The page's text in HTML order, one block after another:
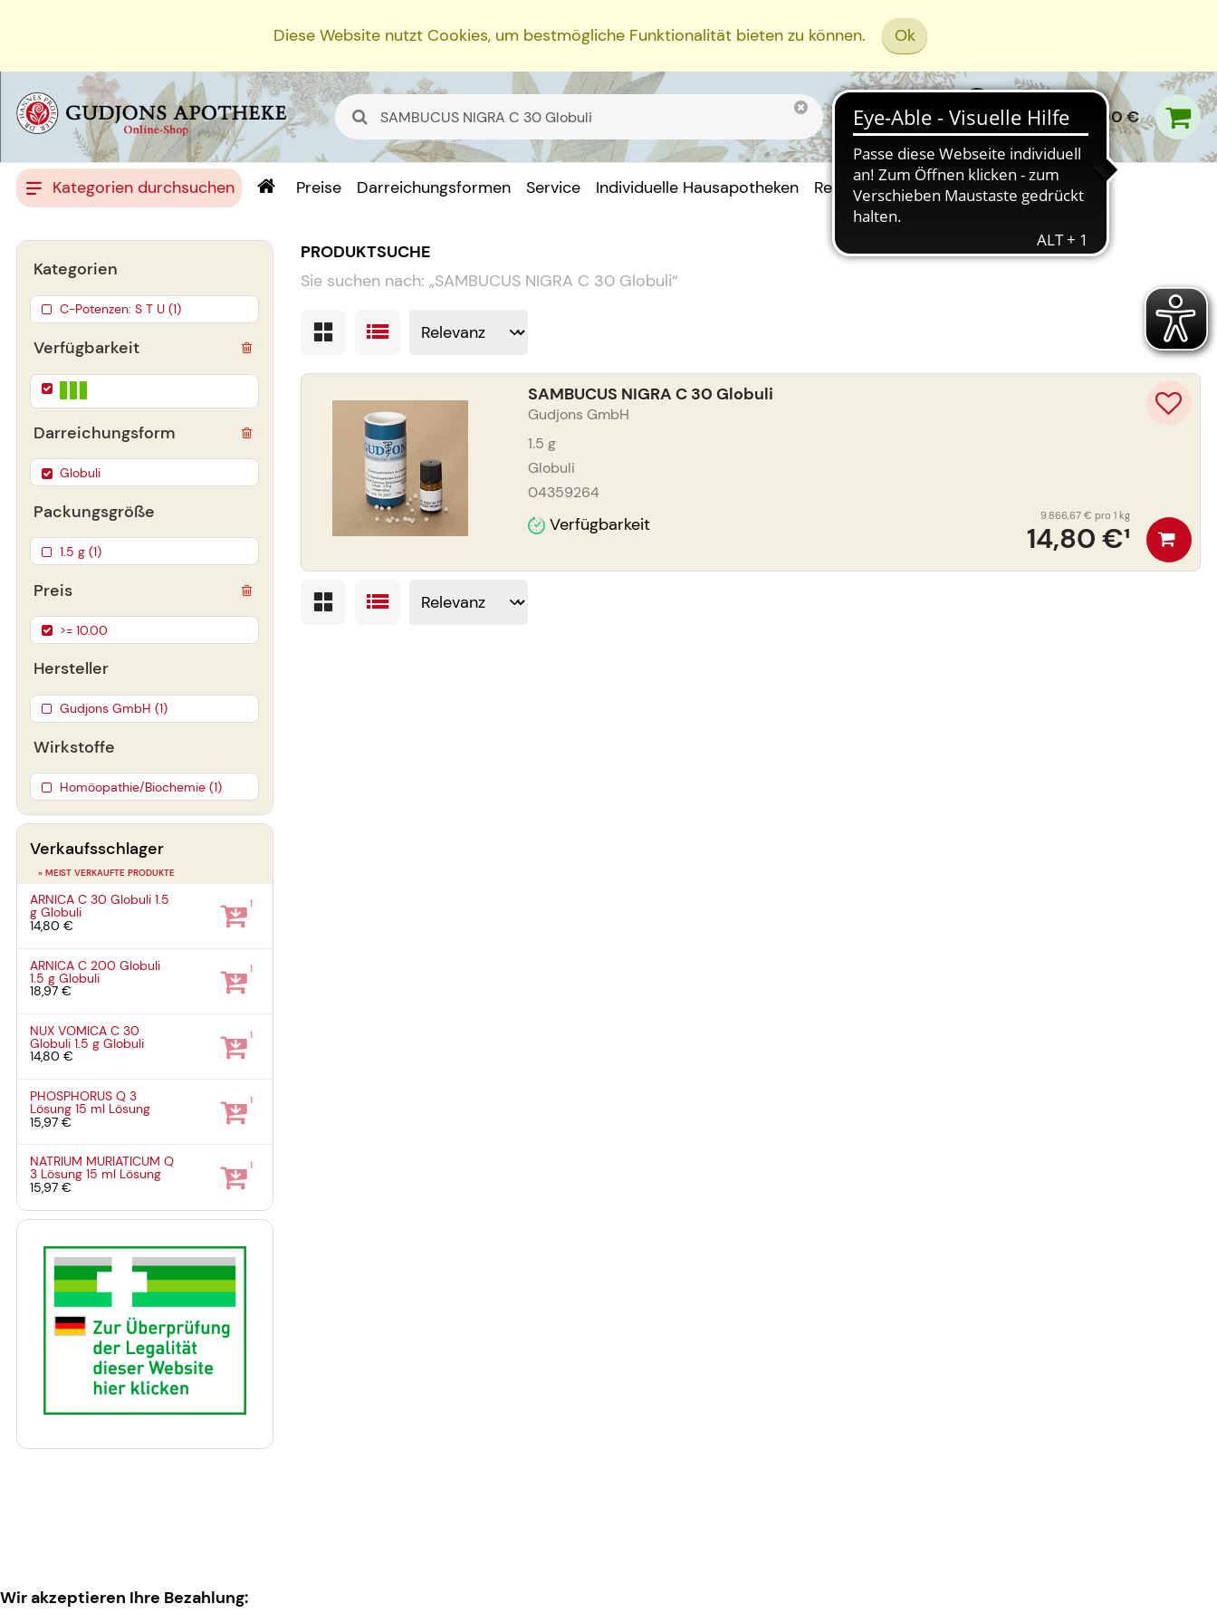
Diese Website nutzt Cookies, um bestmögliche Funktionalität bieten zu können. Ok
0,00 €
Kategorien durchsuchen Preise Darreichungsformen Service Individuelle Hausapotheken Rezept Einreichen
PRODUKTSUCHE
Sie suchen nach: „SAMBUCUS NIGRA C 30 Globuli“
SAMBUCUS NIGRA C 30 Globuli
Gudjons GmbH
1.5 g
Globuli
04359264
Verfügbarkeit 14,80 €¹
9.866,67 € pro 1 kg
Verfügbarkeit
Darreichungsform
Globuli
Packungsgröße
1.5 g (1)
Preis
>= 10.00
Hersteller
Gudjons GmbH (1)
Wirkstoffe
Homöopathie/Biochemie (1)
Kategorien
C-Potenzen: S T U (1)
Verkaufsschlager
» MEIST VERKAUFTE PRODUKTE
ARNICA C 30 Globuli1.5
gGlobuli
14,80 €
1
ARNICA C 200 Globuli
1.5 gGlobuli
18,97 €
1
NUX VOMICA C 30
Globuli1.5 gGlobuli
14,80 €
1
PHOSPHORUS Q 3
Lösung15 ml Lösung
15,97 €
1
NATRIUM MURIATICUM Q
3 Lösung15 ml Lösung
15,97 €
1
Wir akzeptieren Ihre Bezahlung: